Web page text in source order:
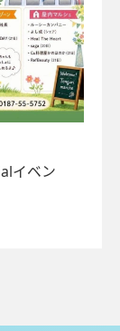
イベン